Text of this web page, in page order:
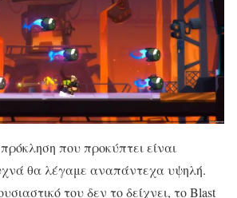
που προκύπτει είναι
θα λέγαμε αναπάντεχα υψηλή.
του δεν το δείχνει, το Blast